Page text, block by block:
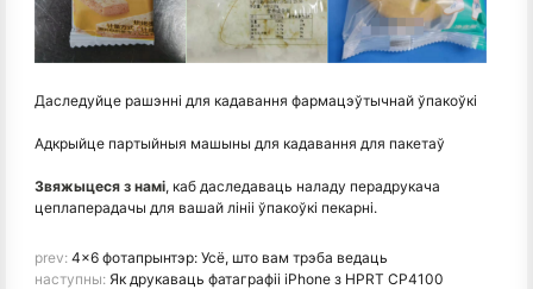
Даследуйце рашэнні для кадавання фармацэўтычнай ўпакоўкі
Адкрыйце партыйныя машыны для кадавання для пакетаў
Звяжыцеся з намі, каб даследаваць наладу перадрукача
цеплаперадачы для вашай лініі ўпакоўкі пекарні.
prev: 4x6 фотапрынтэр: Усё, што вам трэба ведаць
наступны: Як друкаваць фатаграфіі iPhone з HPRT CP4100